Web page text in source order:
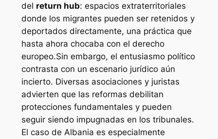
del return hub: espacios extraterritoriales
donde los migrantes pueden ser retenidos y
deportados directamente, una práctica que
hasta ahora chocaba con el derecho
europeo.Sin embargo, el entusiasmo político
contrasta con un escenario jurídico aún
incierto. Diversas asociaciones y juristas
advierten que las reformas debilitan
protecciones fundamentales y pueden
seguir siendo impugnadas en los tribunales.
El caso de Albania es especialmente